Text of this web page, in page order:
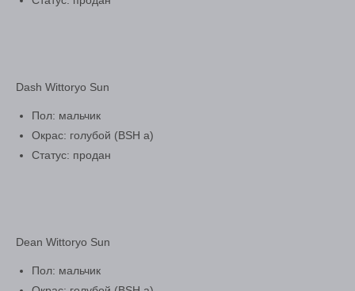
Dash Wittoryo Sun
Пол: мальчик
Окрас: голубой (BSH а)
Статус: продан
Dean Wittoryo Sun
Пол: мальчик